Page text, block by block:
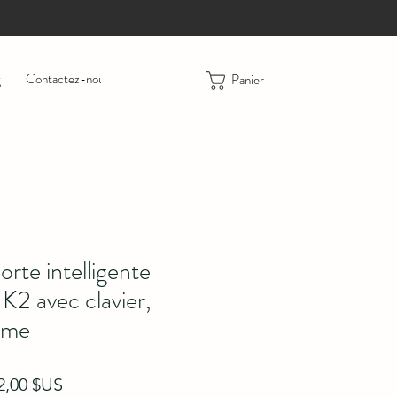
Contactez-nous Panier
intelligente
avec clavier,
original
$US